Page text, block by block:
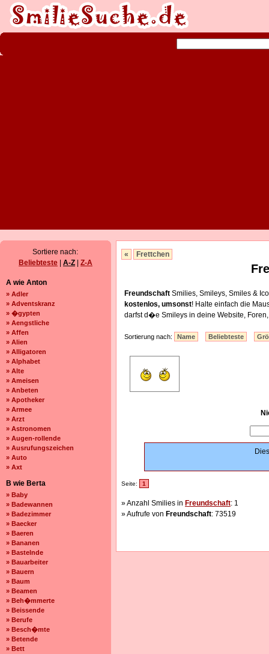
Sortiere nach:
Beliebteste
A-Z Z-A
A wie Anton
» Adler
» Adventskranz
» �gypten
» Aengstliche
» Affen
» Alien
» Alligatoren
» Alphabet
» Alte
» Ameisen
» Anbeten
» Apotheker
» Armee
» Arzt
» Astronomen
» Augen-rollende
» Ausrufungszeichen
» Auto
» Axt
B wie Berta
» Baby
» Badewannen
» Badezimmer
» Baecker
» Baeren
» Bananen
» Bastelnde
» Bauarbeiter
» Bauern
» Baum
» Beamen
» Beh�mmerte
» Beissende
» Berufe
» Besch�mte
» Betende
» Bett
« Frettchen
Freundschaft Smilies, Smileys, Smiles &
kostenlos, umsonst! Halte einfach die
darfst d�e Smileys in deine Website,
Sortierung nach: Name Beliebteste
Seite: 1
» Anzahl Smilies in Freundschaft: 1
» Aufrufe von Freundschaft: 73519